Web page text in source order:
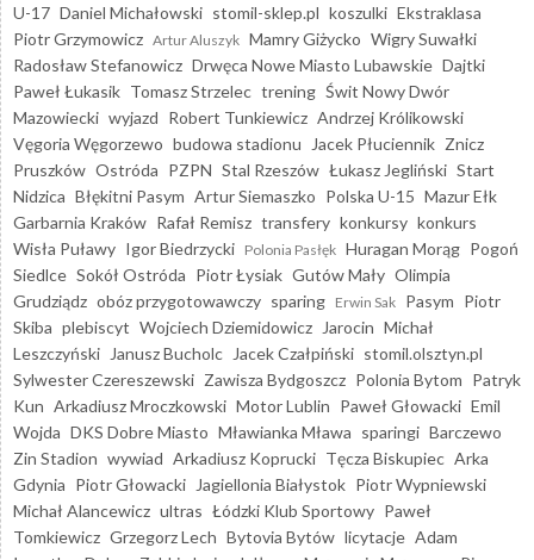
U-17 Daniel Michałowski stomil-sklep.pl koszulki Ekstraklasa
Piotr Grzymowicz Artur Aluszyk Mamry Giżycko Wigry Suwałki
Radosław Stefanowicz Drwęca Nowe Miasto Lubawskie Dajtki
Paweł Łukasik Tomasz Strzelec trening Świt Nowy Dwór
Mazowiecki wyjazd Robert Tunkiewicz Andrzej Królikowski
Vęgoria Węgorzewo budowa stadionu Jacek Płuciennik Znicz
Pruszków Ostróda PZPN Stal Rzeszów Łukasz Jegliński Start
Nidzica Błękitni Pasym Artur Siemaszko Polska U-15 Mazur Ełk
Garbarnia Kraków Rafał Remisz transfery konkursy konkurs
Wisła Puławy Igor Biedrzycki Polonia Pasłęk Huragan Morąg Pogoń
Siedlce Sokół Ostróda Piotr Łysiak Gutów Mały Olimpia
Grudziądz obóz przygotowawczy sparing Erwin Sak Pasym Piotr
Skiba plebiscyt Wojciech Dziemidowicz Jarocin Michał
Leszczyński
Janusz Bucholc Jacek Czałpiński stomil.olsztyn.pl
Sylwester Czereszewski Zawisza Bydgoszcz Polonia Bytom Patryk
Kun Arkadiusz Mroczkowski Motor Lublin Paweł Głowacki Emil
Wojda DKS Dobre Miasto Mławianka Mława sparingi Barczewo
Zin Stadion wywiad Arkadiusz Koprucki Tęcza Biskupiec Arka
Gdynia Piotr Głowacki Jagiellonia Białystok Piotr Wypniewski
Michał Alancewicz ultras Łódzki Klub Sportowy Paweł
Tomkiewicz Grzegorz Lech Bytovia Bytów licytacje Adam